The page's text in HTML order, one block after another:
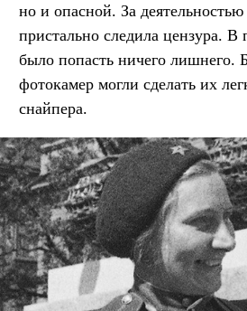
но и опасной. За
пристально следила цензура. В
было попасть ничего лишнего.
фотокамер могли сделать их
снайпера.